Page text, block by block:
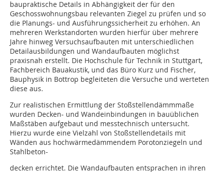
baupraktische Details in Abhängigkeit der für den
Geschosswohnungsbau relevanten Ziegel zu prüfen und so
die Planungs- und Ausführungssicherheit zu erhöhen. An
mehreren Werkstandorten wurden hierfür über mehrere
Jahre hinweg Versuchsaufbauten mit unterschiedlichen
Detailausbildungen und Wandaufbauten möglichst
praxisnah erstellt. Die Hochschule für Technik in Stuttgart,
Fachbereich Bauakustik, und das Büro Kurz und Fischer,
Bauphysik in Bottrop begleiteten die Versuche und werteten
diese aus.
Zur realistischen Ermittlung der Stoßstellendämmmaße
wurden Decken- und Wandeinbindungen in bauüblichen
Maßstäben aufgebaut und messtechnisch untersucht.
Hierzu wurde eine Vielzahl von Stoßstellendetails mit
Wänden aus hochwärmedämmendem Porotonziegeln und
Stahlbeton-
decken errichtet. Die Wandaufbauten entsprachen in ihren